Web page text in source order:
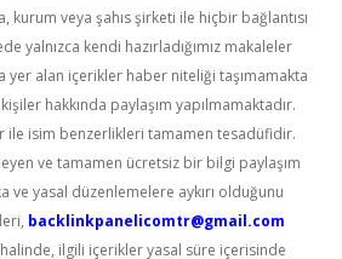
kurum veya şahıs şirketi ile hiçbir bağlantısı
yalnızca kendi hazırladığımız makaleler
yer alan içerikler haber niteliği taşımamakta
hakkında paylaşım yapılmamaktadır.
ile isim benzerlikleri tamamen tesadüfidir.
ve tamamen ücretsiz bir bilgi paylaşım
ve yasal düzenlemelere aykırı olduğunu
backlinkpanelicomtr@gmail.com
ilgili içerikler yasal süre içerisinde